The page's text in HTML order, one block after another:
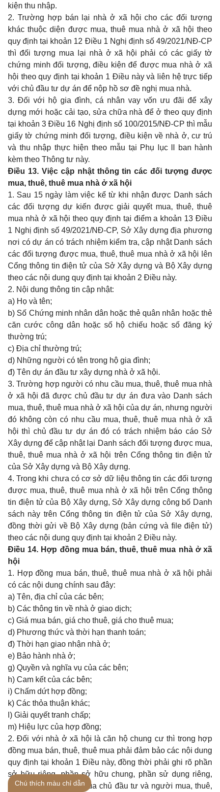
kiện thu nhập.
2. Trường hợp bán lại nhà ở xã hội cho các đối tượng
khác thuộc diện được mua, thuê mua nhà ở xã hội theo
quy định tại khoản 12 Điều 1 Nghị định số 49/2021/NĐ-CP
thì đối tượng mua lại nhà ở xã hội phải có các giấy tờ
chứng minh đối tượng, điều kiện để được mua nhà ở xã
hội theo quy định tại khoản 1 Điều này và liên hệ trực tiếp
với chủ đầu tư dự án để nộp hồ sơ đề nghị mua nhà.
3. Đối với hộ gia đình, cá nhân vay vốn ưu đãi để xây
dựng mới hoặc cải tạo, sửa chữa nhà để ở theo quy định
tại khoản 3 Điều 16 Nghị định số 100/2015/NĐ-CP thì mẫu
giấy tờ chứng minh đối tượng, điều kiện về nhà ở, cư trú
và thu nhập thực hiện theo mẫu tại Phụ lục II
ban hành
kèm theo Thông tư này.
Điều 13. Việc cập nhật thông tin các đối tượng được
mua, thuê, thuê mua nhà ở xã hội
1. Sau 15 ngày làm việc kể từ khi nhận được Danh sách
các đối tượng dự kiến được giải quyết mua, thuê, thuê
mua nhà ở xã hội theo quy định tại điểm a khoản 13 Điều
1 Nghị định số 49/2021/NĐ-CP, Sở Xây dựng địa phương
nơi có dự án có trách nhiệm kiểm tra, cập nhật Danh sách
các đối tượng được mua, thuê, thuê mua nhà ở xã hội lên
Cổng thông tin điện tử của Sở Xây dựng và Bộ Xây dựng
theo các nội dung quy định tại khoản 2 Điều này.
2. Nội dung thông tin cập nhật:
a) Họ và tên;
b) Số Chứng minh nhân dân hoặc thẻ quân nhân hoặc thẻ
căn cước công dân hoặc số hộ chiếu hoặc số đăng ký
thường trú;
c) Địa chỉ thường trú;
d) Những người có tên trong hộ gia đình;
đ) Tên dự án đầu tư xây dựng nhà ở xã hội.
3. Trường hợp người có nhu cầu mua, thuê, thuê mua nhà
ở xã hội đã được chủ đầu tư dự án đưa vào Danh sách
mua, thuê, thuê mua nhà ở xã hội của dự án, nhưng người
đó không còn có nhu cầu mua, thuê, thuê mua nhà ở xã
hội thì chủ đầu tư dự án đó có trách nhiệm báo cáo Sở
Xây dựng để cập nhật lại Danh sách đối tượng được mua,
thuê, thuê mua nhà ở xã hội trên Cổng thông tin điện tử
của Sở Xây dựng và Bộ Xây dựng.
4. Trong khi chưa có cơ sở dữ liệu thông tin các đối tượng
được mua, thuê, thuê mua nhà ở xã hội trên Cổng thông
tin điện tử của Bộ Xây dựng, Sở Xây dựng công bố Danh
sách này trên Cổng thông tin điện tử của Sở Xây dựng,
đồng thời gửi về Bộ Xây dựng (bản cứng và file điện tử)
theo các nội dung quy định tại khoản 2 Điều này.
Điều 14. Hợp đồng mua bán, thuê, thuê mua nhà ở xã
hội
1. Hợp đồng mua bán, thuê, thuê mua nhà ở xã hội phải
có các nội dung chính sau đây:
a) Tên, địa chỉ của các bên;
b) Các thông tin về nhà ở giao dịch;
c) Giá mua bán, giá cho thuê, giá cho thuê mua;
d) Phương thức và thời hạn thanh toán;
đ) Thời hạn giao nhận nhà ở;
e) Bảo hành nhà ở;
g) Quyền và nghĩa vụ của các bên;
h) Cam kết của các bên;
i) Chấm dứt hợp đồng;
k) Các thỏa thuận khác;
l) Giải quyết tranh chấp;
m) Hiệu lực của hợp đồng;
2. Đối với nhà ở xã hội là căn hộ chung cư thì trong hợp
đồng mua bán, thuê, thuê mua phải đảm bảo các nội dung
quy định tại khoản 1 Điều này, đồng thời phải ghi rõ phần
sở hữu riêng, phần sở hữu chung, phần sử dụng riêng,
phần sử dụng chung của chủ đầu tư và người mua, thuê,
Chú thích màu chỉ dẫn